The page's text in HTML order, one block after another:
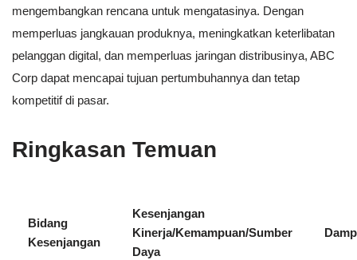
mengembangkan rencana untuk mengatasinya. Dengan
memperluas jangkauan produknya, meningkatkan keterlibatan
pelanggan digital, dan memperluas jaringan distribusinya, ABC
Corp dapat mencapai tujuan pertumbuhannya dan tetap
kompetitif di pasar.
Ringkasan Temuan
Bidang
Kesenjangan
Kesenjangan
Kinerja/Kemampuan/Sumber
Daya